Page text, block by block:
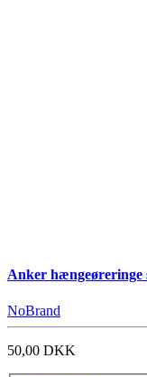
Anker hængeøreringe
NoBrand
50,00 DKK